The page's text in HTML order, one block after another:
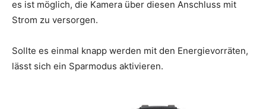
es ist möglich, die Kamera über diesen Anschluss mit
Strom zu versorgen.
Sollte es einmal knapp werden mit den Energievorräten,
lässt sich ein Sparmodus aktivieren.